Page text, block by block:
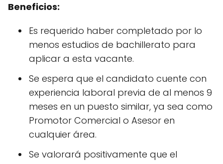
Beneficios:
Es requerido haber completado por lo
menos estudios de bachillerato para
aplicar a esta vacante.
Se espera que el candidato cuente con
experiencia laboral previa de al menos 9
meses en un puesto similar, ya sea como
Promotor Comercial o Asesor en
cualquier área.
Se valorará positivamente que el